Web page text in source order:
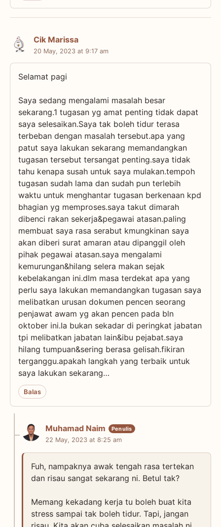
Cik Marissa
20 May, 2023 at 9:17 am
Selamat pagi
Saya sedang mengalami masalah besar
sekarang.1 tugasan yg amat penting tidak dapat
saya selesaikan.Saya tak boleh tidur terasa
terbeban dengan masalah tersebut.apa yang
patut saya lakukan sekarang memandangkan
tugasan tersebut tersangat penting.saya tidak
tahu kenapa susah untuk saya mulakan.tempoh
tugasan sudah lama dan sudah pun terlebih
waktu untuk menghantar tugasan berkenaan kpd
bhagian yg memproses.saya takut dimarah
dibenci rakan sekerja&pegawai atasan.paling
membuat saya rasa serabut kmungkinan saya
akan diberi surat amaran atau dipanggil oleh
pihak pegawai atasan.saya mengalami
kemurungan&hilang selera makan sejak
kebelakangan ini.dlm masa terdekat apa yang
perlu saya lakukan memandangkan tugasan saya
melibatkan urusan dokumen pencen seorang
penjawat awam yg akan pencen pada bln
oktober ini.Ia bukan sekadar di peringkat jabatan
tpi melibatkan jabatan lain&ibu pejabat.saya
hilang tumpuan&sering berasa gelisah.fikiran
terganggu.apakah langkah yang terbaik untuk
saya lakukan sekarang…
Balas
Muhamad Naim
22 May, 2023 at 8:25 am
Fuh, nampaknya awak tengah rasa tertekan
dan risau sangat sekarang ni. Betul tak?
Memang kekadang kerja tu boleh buat kita
stress sampai tak boleh tidur. Tapi, jangan